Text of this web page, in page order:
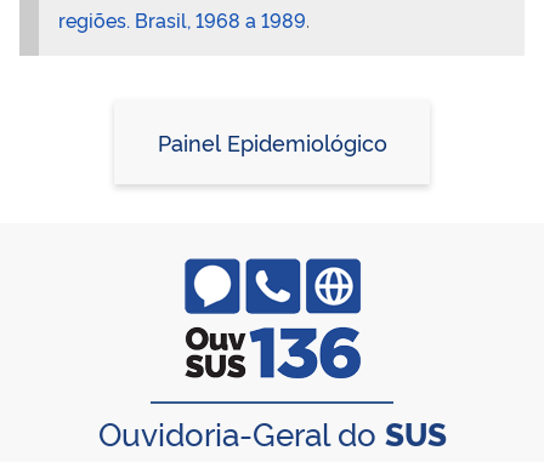
regiões. Brasil, 1968 a 1989.
Painel Epidemiológico
Ouvidoria-Geral do SUS